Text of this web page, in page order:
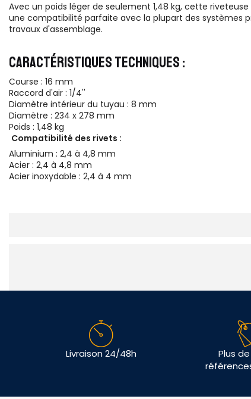
Avec un poids léger de seulement 1,48 kg, cette
une compatibilité parfaite avec la plupart des systèmes
travaux d'assemblage.
CARACTÉRISTIQUES TECHNIQUES :
Course : 16 mm
Raccord d'air : 1/4''
Diamètre intérieur du tuyau : 8 mm
Diamètre : 234 x 278 mm
Poids : 1,48 kg
Compatibilité des rivets :
Aluminium : 2,4 à 4,8 mm
Acier : 2,4 à 4,8 mm
Acier inoxydable : 2,4 à 4 mm
Livraison 24/48h
Plus